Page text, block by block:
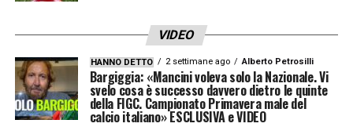
VIDEO
HANNO DETTO 2 settimane ago Alberto Petrosilli
Bargiggia: «Mancini voleva solo la Nazionale. Vi
svelo cosa è successo davvero dietro le quinte
della FIGC. Campionato Primavera male del
calcio italiano» ESCLUSIVA e VIDEO